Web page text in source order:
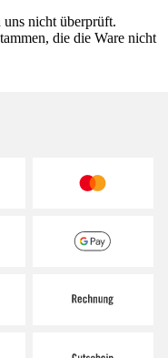
nicht überprüft.
die die Ware nicht